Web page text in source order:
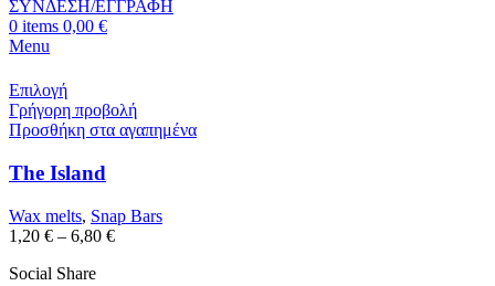
ΣΥΝΔΕΣΗ/ΕΓΓΡΑΦΗ
0 items 0,00 €
Menu
Επιλογή
Γρήγορη προβολή
Προσθήκη στα αγαπημένα
The Island
Wax melts, Snap Bars
1,20 € – 6,80 €
Social Share